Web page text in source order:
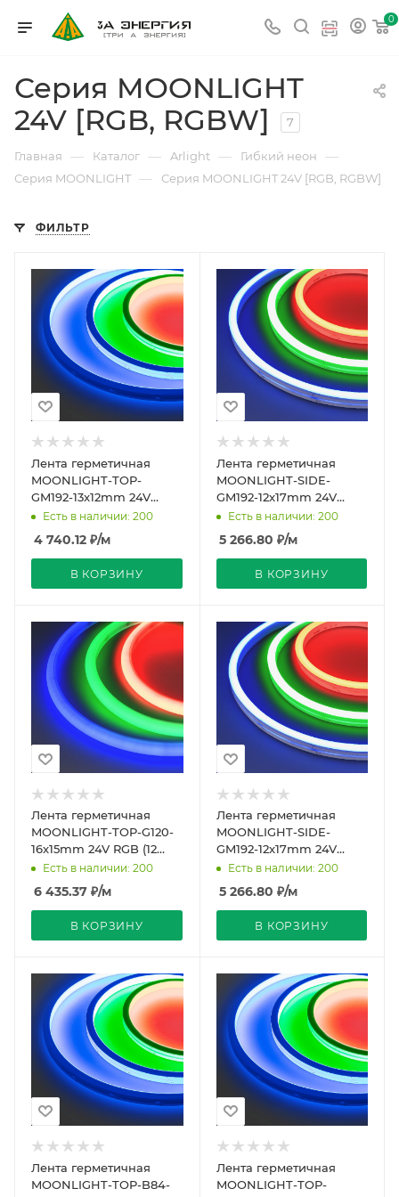
0
Серия MOONLIGHT
24V [RGB, RGBW]
7
Главная — Каталог — Arlight — Гибкий неон —
Серия MOONLIGHT — Серия MOONLIGHT 24V [RGB, RGBW]
ФИЛЬТР
Лента герметичная
MOONLIGHT-TOP-
GM192-13x12mm 24V
RGBW-Day (14.4 W/m,
IP67, 5m, wire x2)
(Arlight, В
Есть в наличии: 200
4 740.12 ₽/м
В КОРЗИНУ
Лента герметичная
MOONLIGHT-SIDE-
GM192-12x17mm 24V
RGBW-Day (14.4 W/m,
IP67, 5m, wire x2)
(Arlight,
Есть в наличии: 200
5 266.80 ₽/м
В КОРЗИНУ
Лента герметичная
MOONLIGHT-TOP-G120-
16x15mm 24V RGB (12
W/m, IP67, 5m, wire x2)
(Arlight, Вывод бок
Есть в наличии: 200
6 435.37 ₽/м
В КОРЗИНУ
Лента герметичная
MOONLIGHT-SIDE-
GM192-12x17mm 24V
RGBW-Warm (14.4 W/m,
IP67, 5m, wire x2)
(Arlight,
Есть в наличии: 200
5 266.80 ₽/м
В КОРЗИНУ
Лента герметичная
MOONLIGHT-TOP-B84-
Лента герметичная
MOONLIGHT-TOP-